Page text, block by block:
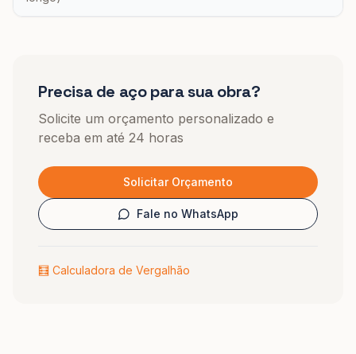
Precisa de aço para sua obra?
Solicite um orçamento personalizado e
receba em até 24 horas
Solicitar Orçamento
Fale no WhatsApp
🧮 Calculadora de Vergalhão